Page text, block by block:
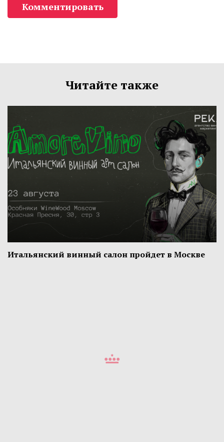
Комментировать
Читайте также
Итальянский винный салон пройдет в Москве